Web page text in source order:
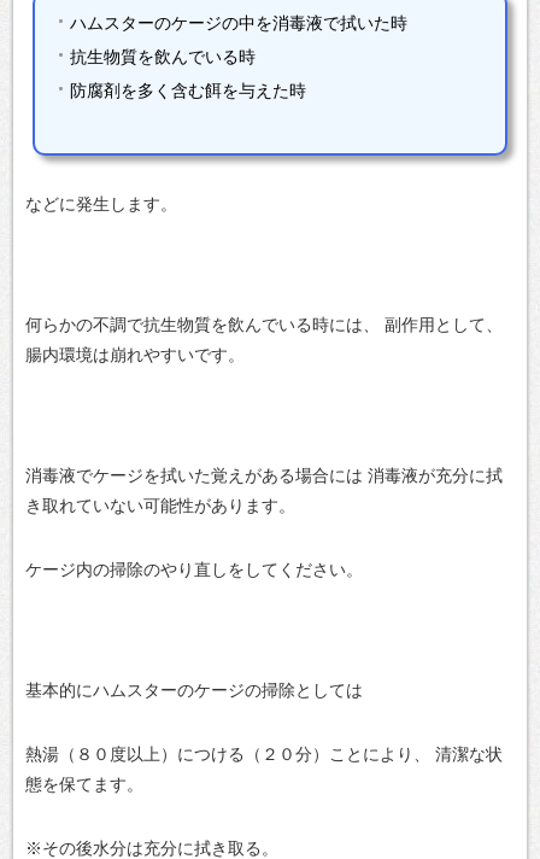
ハムスターのケージの中を消毒液で拭いた時
抗生物質を飲んでいる時
防腐剤を多く含む餌を与えた時
などに発生します。
何らかの不調で抗生物質を飲んでいる時には、
副作用として、
腸内環境は崩れやすいです。
消毒液でケージを拭いた覚えがある場合には 消毒液が充分に拭
き取れていない可能性があります。
ケージ内の掃除のやり直しをしてください。
基本的にハムスターのケージの掃除としては
熱湯（８０度以上）につける（２０分）ことにより、
清潔な状
態を保てます。
※その後水分は充分に拭き取る。